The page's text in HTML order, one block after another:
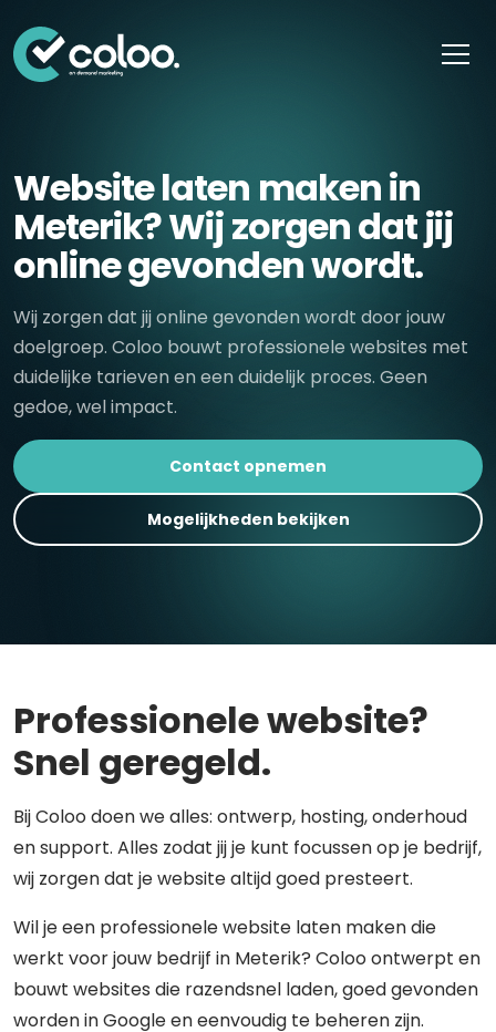
Website laten maken in
Meterik? Wij zorgen dat jij
online gevonden wordt.
Wij zorgen dat jij online gevonden wordt door jouw
doelgroep. Coloo bouwt professionele websites met
duidelijke tarieven en een duidelijk proces. Geen
gedoe, wel impact.
Contact opnemen
Mogelijkheden bekijken
Professionele website?
Snel geregeld.
Bij Coloo doen we alles: ontwerp, hosting, onderhoud
en support. Alles zodat jij je kunt focussen op je bedrijf,
wij zorgen dat je website altijd goed presteert.
Wil je een professionele website laten maken die
werkt voor jouw bedrijf in Meterik? Coloo ontwerpt en
bouwt websites die razendsnel laden, goed gevonden
worden in Google en eenvoudig te beheren zijn.